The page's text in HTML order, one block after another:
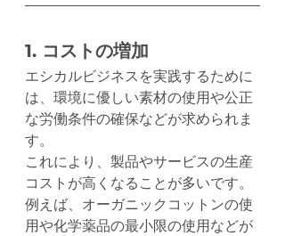
1. コストの増加
エシカルビジネスを実践するために
は、環境に優しい素材の使用や公正
な労働条件の確保などが求められま
す。
これにより、製品やサービスの生産
コストが高くなることが多いです。
例えば、オーガニックコットンの使
用や化学薬品の最小限の使用などが